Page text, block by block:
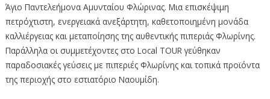
Άγιο Παντελεήμονα Αμυνταίου Φλώρινας. Μια επισκέψιμη
πετρόχτιστη, ενεργειακά ανεξάρτητη, καθετοποιημένη μονάδα
καλλιέργειας και μεταποίησης της αυθεντικής πιπεριάς Φλωρίνης.
Παράλληλα οι συμμετέχοντες στο Local TOUR γεύθηκαν
παραδοσιακές γεύσεις με πιπεριές Φλωρίνης και τοπικά προϊόντα
της περιοχής στο εστιατόριο Ναουμίδη.